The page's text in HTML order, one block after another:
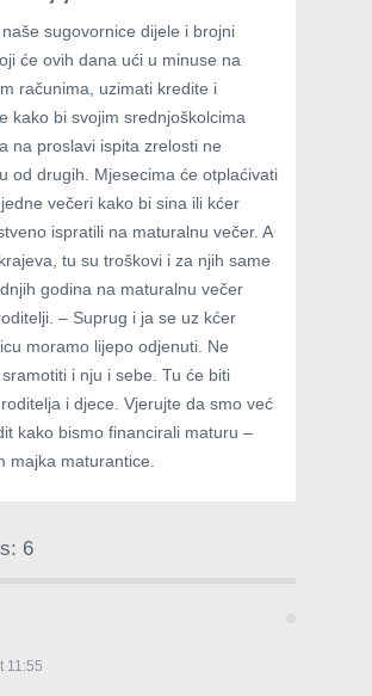
sugovornice dijele i brojni
će ovih dana ući u minuse na
računima, uzimati kredite i
kako bi svojim srednjoškolcima
na proslavi ispita zrelosti ne
od drugih. Mjesecima će otplaćivati
večeri kako bi sina ili kćer
ispratili na maturalnu večer. A
tu su troškovi i za njih same
godina na maturalnu večer
– Suprug i ja se uz kćer
moramo lijepo odjenuti. Ne
i nju i sebe. Tu će biti
i djece. Vjerujte da smo već
kako bismo financirali maturu –
majka maturantice.
6
11:55